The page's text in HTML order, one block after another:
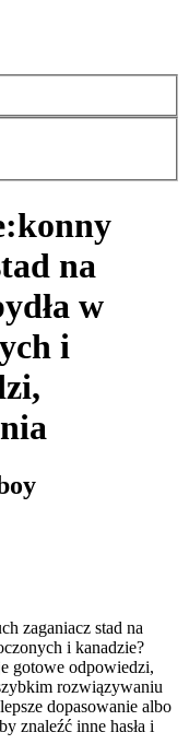
konny
na
w
i
zaganiacz stad na
i kanadzie?
gotowe odpowiedzi,
rozwiązywaniu
dopasowanie albo
znaleźć inne hasła i